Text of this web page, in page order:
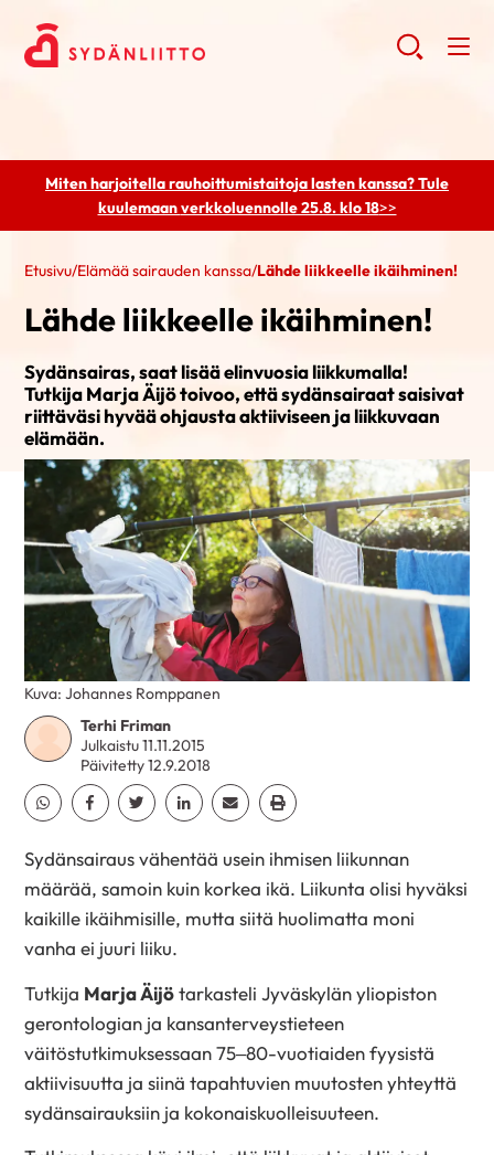
Miten harjoitella rauhoittumistaitoja lasten kanssa? Tule
kuulemaanverkkoluennolle 25.8. klo 18>>
Etusivu/Elämää sairauden kanssa/Lähde liikkeelle ikäihminen!
Lähde liikkeelle ikäihminen!
Sydänsairas, saat lisää elinvuosia liikkumalla!
Tutkija Marja Äijö toivoo, että sydänsairaat saisivat
riittäväsi hyvää ohjausta aktiiviseen ja liikkuvaan
elämään.
Terhi Friman
Julkaistu 11.11.2015
Päivitetty 12.9.2018
Jaa Whatsapp
Jaa Facebook
Jaa TwitterJaa Linkedin
Jaa EmailJaa Print
Kuva: Johannes Romppanen
Sydänsairaus vähentää usein ihmisen liikunnan
määrää, samoin kuin korkea ikä. Liikunta olisi hyväksi
kaikille ikäihmisille, mutta siitä huolimatta moni
vanha ei juuri liiku.
Tutkija Marja Äijötarkasteli Jyväskylän yliopiston
gerontologian ja kansanterveystieteen
väitöstutkimuksessaan 75–80-vuotiaiden fyysistä
aktiivisuutta ja siinä tapahtuvien muutosten yhteyttä
sydänsairauksiin ja kokonaiskuolleisuuteen.